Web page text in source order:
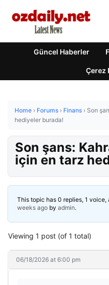
Güncel Haberler
Çerez
Home › Forums › Finans › Son
hediyeler burada!
Son şans:
için en tarz
This topic has 0 replies, 1
weeks ago by admin.
Viewing 1 post (of 1 total)
06/18/2026 at 6:00 pm